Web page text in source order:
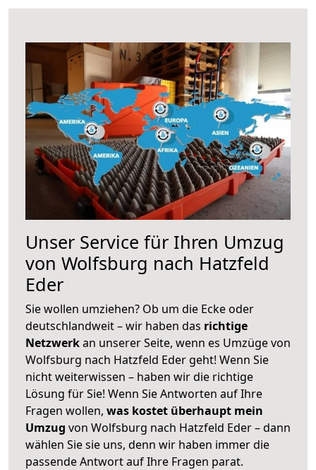
Unser Service für Ihren Umzug
von Wolfsburg nach Hatzfeld
Eder
Sie wollen umziehen? Ob um die Ecke oder
deutschlandweit – wir haben das richtige
Netzwerkan unserer Seite, wenn es Umzüge von
Wolfsburg nach Hatzfeld Eder geht! Wenn Sie
nicht weiterwissen – haben wir die richtige
Lösung für Sie! Wenn Sie Antworten auf Ihre
Fragen wollen, was kostet überhaupt mein
Umzug von Wolfsburg nach Hatzfeld Eder – dann
wählen Sie sie uns, denn wir haben immer die
passende Antwort auf Ihre Fragen parat.